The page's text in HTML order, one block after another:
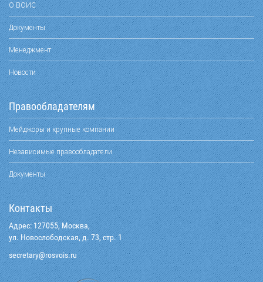
О ВОИС
Документы
Менеджмент
Новости
Правообладателям
Мейджоры и крупные компании
Независимые правообладатели
Документы
Контакты
Адрес: 127055, Москва,
ул. Новослободская, д. 73, стр. 1
ur.siovsor
@yraterces